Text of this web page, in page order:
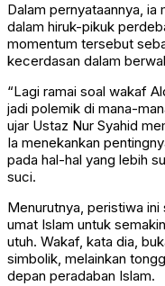
Dalam pernyataannya, ia
dalam hiruk-pikuk
momentum tersebut
kecerdasan dalam
“Lagi ramai soal wakaf
jadi polemik di mana-
ujar Ustaz Nur Syahid
Ia menekankan
pada hal-hal yang lebih
suci.
Menurutnya, peristiwa
umat Islam untuk
utuh. Wakaf, kata dia,
simbolik, melainkan
depan peradaban Islam.